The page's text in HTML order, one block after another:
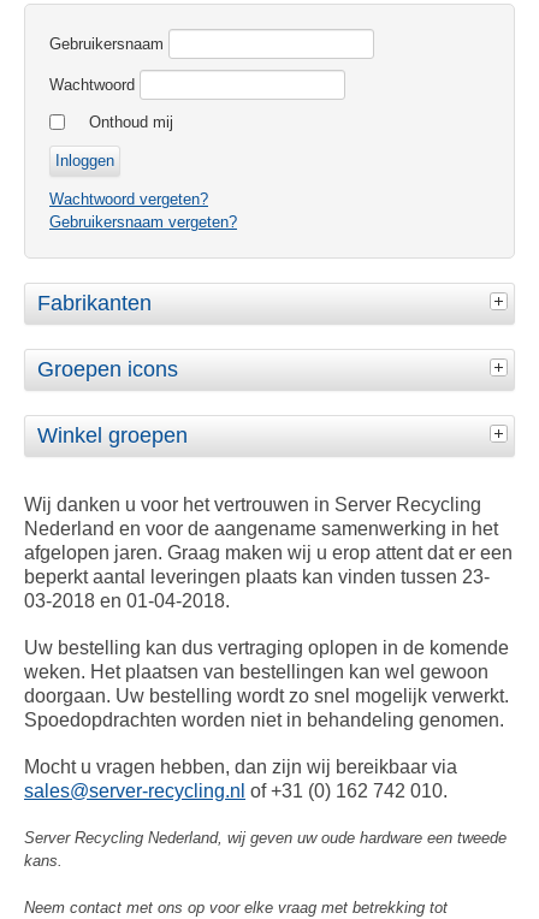
Gebruikersnaam
Wachtwoord
Onthoud mij
Wachtwoord vergeten?
Gebruikersnaam vergeten?
Fabrikanten
Groepen icons
Winkel groepen
Wij danken u voor het vertrouwen in Server Recycling
Nederland en voor de aangename samenwerking in het
afgelopen jaren. Graag maken wij u erop attent dat er een
beperkt aantal leveringen plaats kan vinden tussen 23-
03-2018 en 01-04-2018.
Uw bestelling kan dus vertraging oplopen in de komende
weken. Het plaatsen van bestellingen kan wel gewoon
doorgaan. Uw bestelling wordt zo snel mogelijk verwerkt.
Spoedopdrachten worden niet in behandeling genomen.
Mocht u vragen hebben, dan zijn wij bereikbaar via
sales@server-recycling.nl of +31 (0) 162 742 010.
Server Recycling Nederland, wij geven uw oude hardware een tweede
kans.
Neem contact met ons op voor elke vraag met betrekking tot